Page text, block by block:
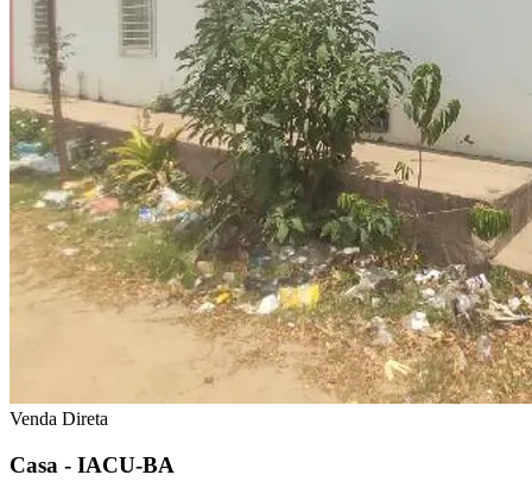
Venda Direta
Casa - IACU-BA